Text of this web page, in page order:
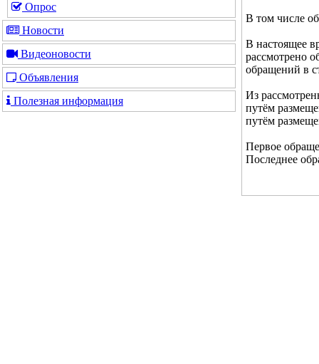
Опрос
Новости
Видеоновости
Объявления
Полезная информация
В том числе
В настоящее
рассмотрено
обращений в
Из
путём
путём
Первое
Последнее